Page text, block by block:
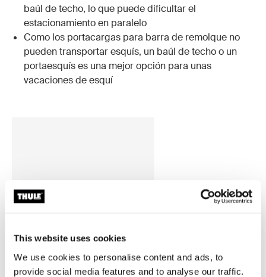
This website uses cookies
We use cookies to personalise content and ads, to
provide social media features and to analyse our traffic.
baúl de techo, lo que puede dificultar el
estacionamiento en paralelo
Como los portacargas para barra de remolque no
pueden transportar esquís, un baúl de techo o un
portaesquís es una mejor opción para unas
vacaciones de esquí